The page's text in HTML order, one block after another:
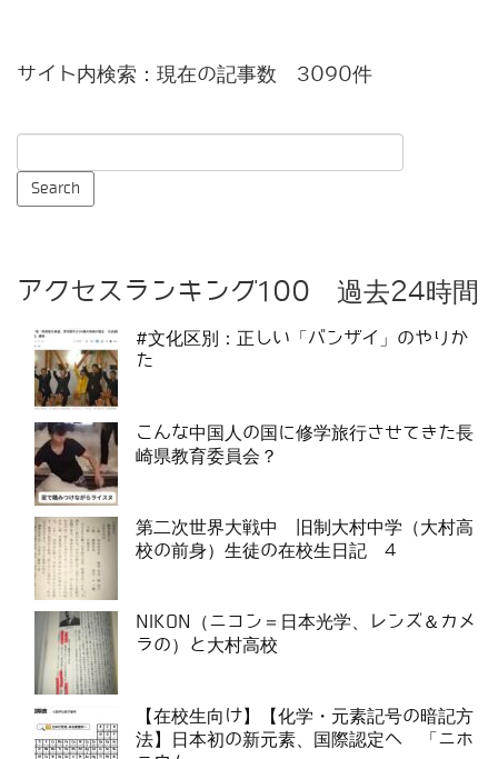
サイト内検索：現在の記事数 3090件
アクセスランキング100 過去24時間
#文化区別：正しい「バンザイ」のやりか
た
こんな中国人の国に修学旅行させてきた長
崎県教育委員会？
第二次世界大戦中 旧制大村中学（大村高
校の前身）生徒の在校生日記 4
NIKON（ニコン＝日本光学、レンズ＆カメ
ラの）と大村高校
【在校生向け】【化学・元素記号の暗記方
法】日本初の新元素、国際認定へ 「ニホ